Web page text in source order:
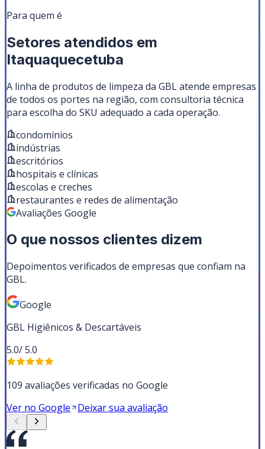
Para quem é
Setores atendidos em
Itaquaquecetuba
A linha de produtos de limpeza da GBL atende empresas
de todos os portes na região, com consultoria técnica
para escolha do SKU adequado a cada operação.
condomínios
indústrias
escritórios
hospitais e clínicas
escolas e creches
restaurantes e redes de alimentação
Avaliações Google
O que nossos clientes dizem
Depoimentos verificados de empresas que confiam na
GBL.
Google
GBL Higiênicos & Descartáveis
5.0/ 5.0
109 avaliações verificadas no Google
Ver no Google
Deixar sua avaliação